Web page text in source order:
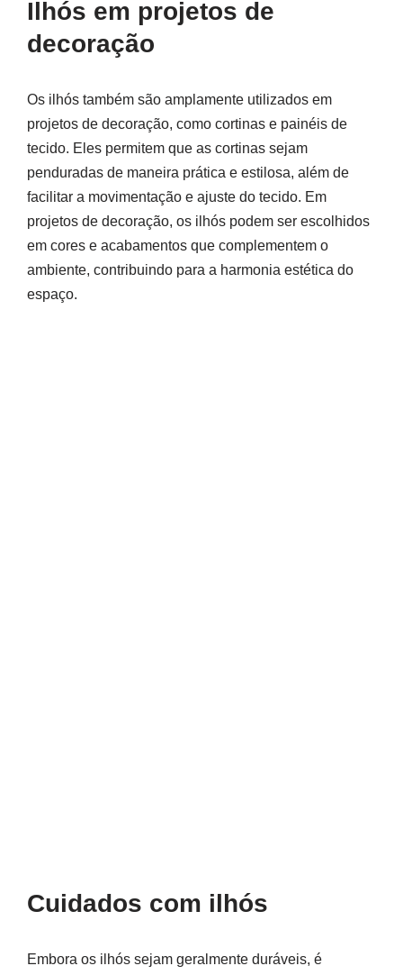
Ilhós em projetos de
decoração
Os ilhós também são amplamente utilizados em
projetos de decoração, como cortinas e painéis de
tecido. Eles permitem que as cortinas sejam
penduradas de maneira prática e estilosa, além de
facilitar a movimentação e ajuste do tecido. Em
projetos de decoração, os ilhós podem ser escolhidos
em cores e acabamentos que complementem o
ambiente, contribuindo para a harmonia estética do
espaço.
Cuidados com ilhós
Embora os ilhós sejam geralmente duráveis, é